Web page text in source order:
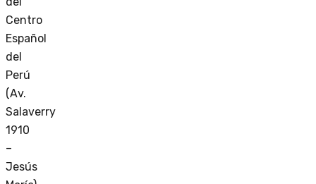
Centro
Español
del
Perú
(Av.
Salaverry
1910
–
Jesús